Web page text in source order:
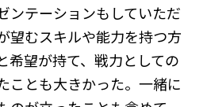
ンテーションもしていただ
望むスキルや能力を持つ方
希望が持て、戦力としての
ことも大きかった。一緒に